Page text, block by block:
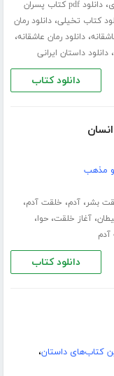
،
دانلود pdf کتاب پسران
کتاب تخیلی،دانلود رمان
،دانلود رمان عاشقانه،
،دانلود داستان ایرانی
دانلود کتاب
و مذهب
بشر،آدم، خلقت آدم،
،آغاز خلقت،حوا،
آدم
دانلود کتاب
کتاب‌های داستان،